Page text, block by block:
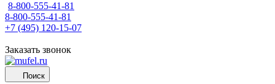
8-800-555-41-81
8-800-555-41-81
+7 (495) 120-15-07
Заказать звонок
Поиск